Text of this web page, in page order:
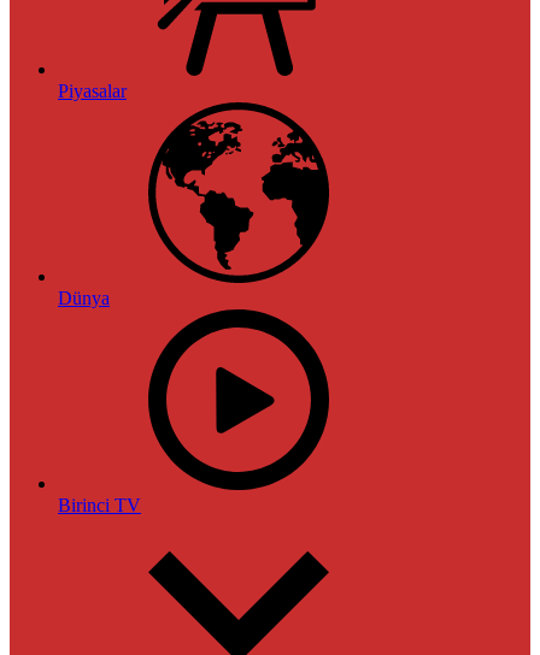
Piyasalar
Dünya
Birinci TV